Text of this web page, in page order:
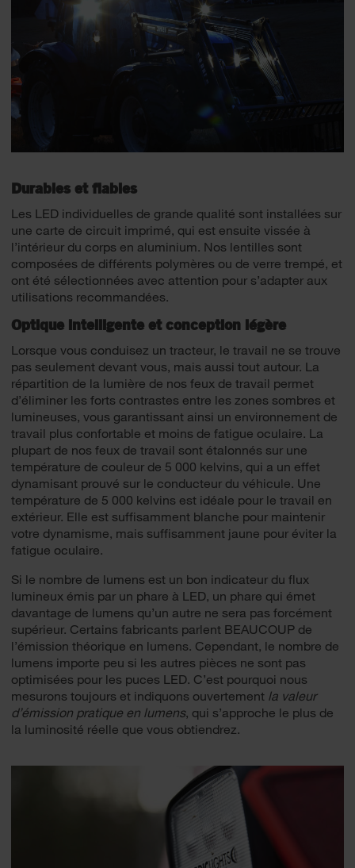
Durables et fiables
Les LED individuelles de grande qualité sont installées sur
une carte de circuit imprimé, qui est ensuite vissée à
l’intérieur du corps en aluminium. Nos lentilles sont
composées de différents polymères ou de verre trempé, et
ont été sélectionnées avec attention pour s’adapter aux
utilisations recommandées.
Optique intelligente et conception légère
Lorsque vous conduisez un tracteur, le travail ne se trouve
pas seulement devant vous, mais aussi tout autour. La
répartition de la lumière de nos feux de travail permet
d’éliminer les forts contrastes entre les zones sombres et
lumineuses, vous garantissant ainsi un environnement de
travail plus confortable et moins de fatigue oculaire. La
plupart de nos feux de travail sont étalonnés sur une
température de couleur de 5 000 kelvins, qui a un effet
dynamisant prouvé sur le conducteur du véhicule. Une
température de 5 000 kelvins est idéale pour le travail en
extérieur. Elle est suffisamment blanche pour maintenir
votre dynamisme, mais suffisamment jaune pour éviter la
fatigue oculaire.
Si le nombre de lumens est un bon indicateur du flux
lumineux émis par un phare à LED, un phare qui émet
davantage de lumens qu’un autre ne sera pas forcément
supérieur. Certains fabricants parlent BEAUCOUP de
l’émission théorique en lumens. Cependant, le nombre de
lumens importe peu si les autres pièces ne sont pas
optimisées pour les puces LED. C’est pourquoi nous
mesurons toujours et indiquons ouvertement la valeur
d’émission pratique en lumens, qui s’approche le plus de
la luminosité réelle que vous obtiendrez.